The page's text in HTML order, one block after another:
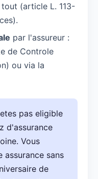
(article L. 113-
par l'assureur :
de Controle
ou via la
pas eligible
d'assurance
Vous
assurance sans
de